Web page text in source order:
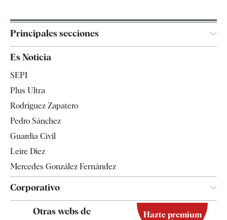
Principales secciones
España
Televisión
Es Noticia
SEPI
Plus Ultra
Rodríguez Zapatero
Pedro Sánchez
Guardia Civil
Leire Díez
Mercedes González Fernández
Corporativo
Contacto
Otras webs de Hazte premium